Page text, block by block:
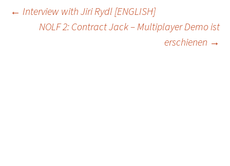
Post
← Interview with Jiri Rydl [ENGLISH]
NOLF 2: Contract Jack – Multiplayer Demo ist
erschienen →